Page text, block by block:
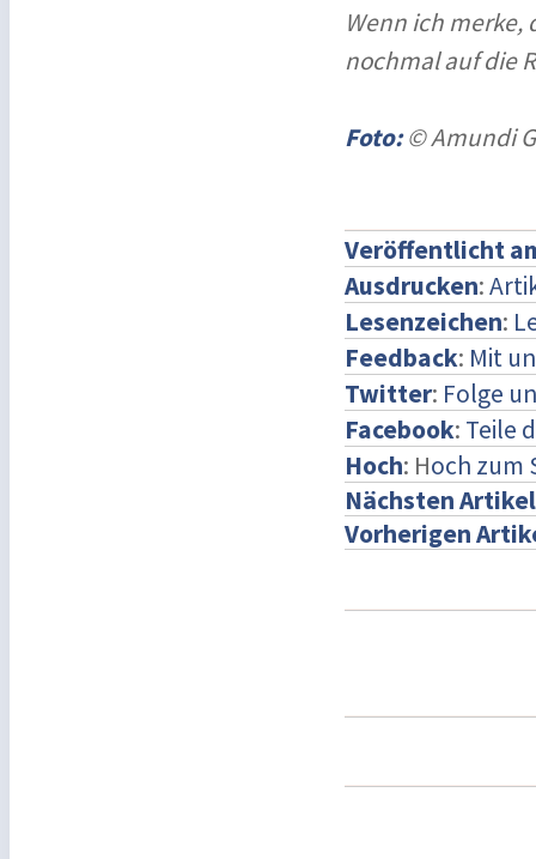
Wenn ich merke,
nochmal auf die
Foto:© Amundi
Veröffentlicht
Ausdrucken:
Lesenzeichen:
Feedback: Mit
Twitter: Folge
Facebook: Teile
Hoch: Hoch zum
Nächsten Artikel
Vorherigen